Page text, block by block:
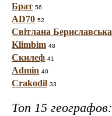
Брат 56
AD70 52
Світлана Бериславська
Klimbim 48
Скилеф 41
Admin 40
Crakodil 33
Топ 15 географов: